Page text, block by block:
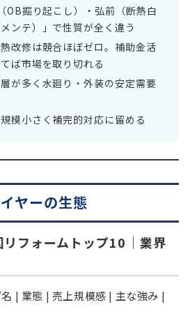
OB掘り起こし）・弘前（断熱白
ンテ）」で性質が全く違う
改修は競合ほぼゼロ。補助金活
ば市場を取り切れる
が多く水廻り・外装の安定需要
模小さく補完的対応に留める
ヤーの生態
リフォームトップ10｜業界
| 業態 | 売上規模感 | 主な強み |